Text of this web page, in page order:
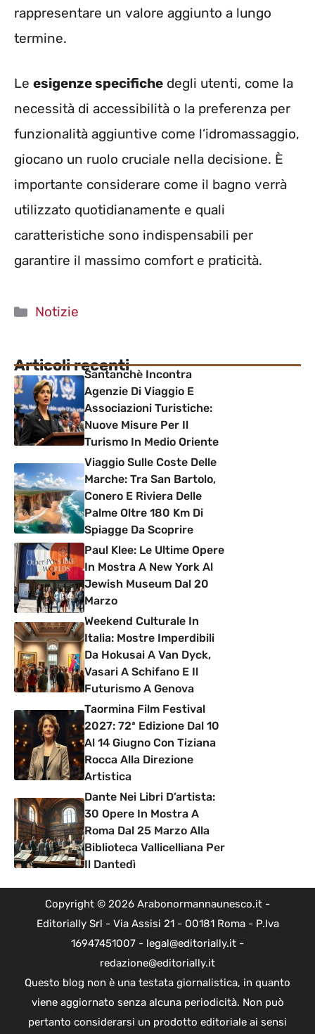
rappresentare un valore aggiunto a lungo
termine.
Le esigenze specifiche degli utenti, come la
necessità di accessibilità o la preferenza per
funzionalità aggiuntive come l’idromassaggio,
giocano un ruolo cruciale nella decisione. È
importante considerare come il bagno verrà
utilizzato quotidianamente e quali
caratteristiche sono indispensabili per
garantire il massimo comfort e praticità.
Categorie
Notizie
Articoli recentiSantanchè Incontra
Agenzie Di Viaggio E
Associazioni Turistiche:
Nuove Misure Per Il
Turismo In Medio Oriente
Viaggio Sulle Coste Delle
Marche: Tra San Bartolo,
Conero E Riviera Delle
Palme Oltre 180 Km Di
Spiagge Da Scoprire
Paul Klee: Le Ultime Opere
In Mostra A New York Al
Jewish Museum Dal 20
Marzo
Weekend Culturale In
Italia: Mostre Imperdibili
Da Hokusai A Van Dyck,
Vasari A Schifano E Il
Futurismo A Genova
Taormina Film Festival
2027: 72ª Edizione Dal 10
Al 14 Giugno Con Tiziana
Rocca Alla Direzione
Artistica
Dante Nei Libri D’artista:
30 Opere In Mostra A
Roma Dal 25 Marzo Alla
Biblioteca Vallicelliana Per
Il Dantedì
Copyright © 2026 Arabonormannaunesco.it -
Editorially Srl - Via Assisi 21 - 00181 Roma - P.Iva
16947451007 - legal@editorially.it -
redazione@editorially.it
Questo blog non è una testata giornalistica, in quanto
viene aggiornato senza alcuna periodicità. Non può
pertanto considerarsi un prodotto editoriale ai sensi